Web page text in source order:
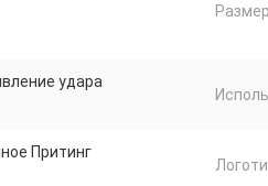
удара
Притинг